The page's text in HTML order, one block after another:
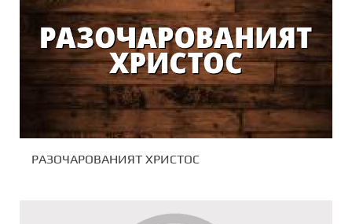
РАЗОЧАРОВАНИЯТ ХРИСТОС